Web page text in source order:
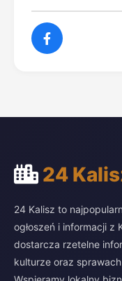
24
24 Kalisz to
ogłoszeń i informacji z
dostarcza rzetelne
kulturze oraz